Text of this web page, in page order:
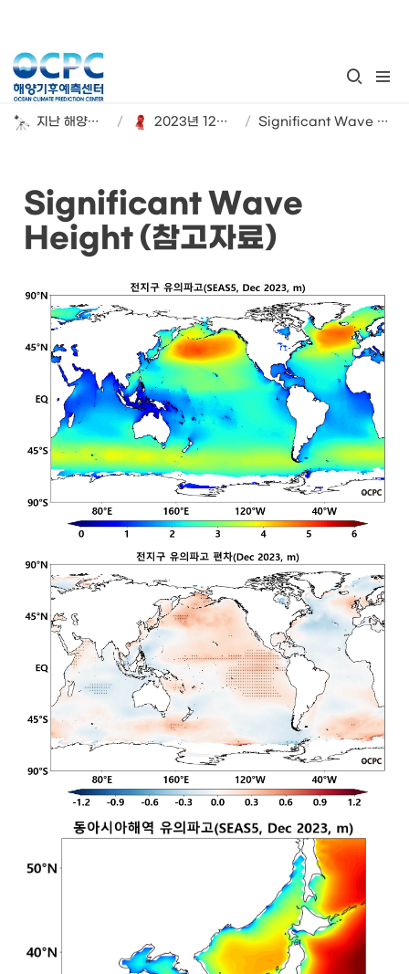
지난 해양기후 계절 전망 / 2023년 12월~2024년 2월 해양기후 시범 전망 / Significant Wave Height (참고자료)
Significant Wave
Height (참고자료)